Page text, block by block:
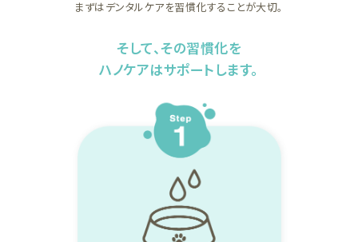
まずはデンタルケアを習慣化することが大切。
そして、その習慣化を
ハノケアはサポートします。